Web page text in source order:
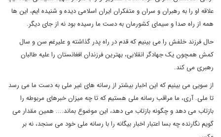
علاقه او را به رهبران و سران و متفکران ایران اسلامی دیده و شنیده ایم، این ها
همه از راه صدا و سیمای کشورمان به دست ما رسیده بود نه از جای دیگر.
حال فرزند خلفش را می بینیم که قدم در راه پدر گذاشته و علیرغم سن و سال
کمش همچون یک جهادگر انقلابی، بهترین فرزندان افغانستان را علیه طالبان
رهبری می کند.
از سویی می بینیم که این اخبار بیشتر از رسانه های غیر ملی به دست ما می رسد
تا ملی. آری، ما مراقب رسانه ملی هستیم که تا چه میزان خبرهای مربوطه را
بازتاب می دهد و چگونه بازتاب می دهد، این موضوع بماند.... همین مقدار می
گویم نگارنده چه بسا اعتبار اخبار بیگانه را با رسانه ملی خود می سنجد، نه بر